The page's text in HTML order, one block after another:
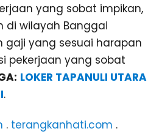
yang sobat impikan,
di wilayah Banggai
gaji yang sesuai harapan
pekerjaan yang sobat
LOKER TAPANULI UTARA
.
. terangkanhati.com .